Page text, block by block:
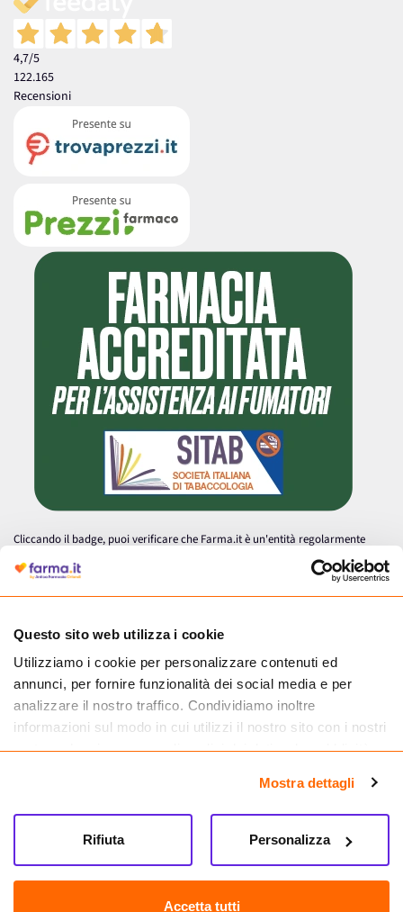
Questo sito web utilizza i cookie
Utilizziamo i cookie per personalizzare contenuti ed
annunci, per fornire funzionalità dei social media e per
analizzare il nostro traffico. Condividiamo inoltre
informazioni sul modo in cui utilizzi il nostro sito con i nostri
partner che si occupano di analisi dei dati web, pubblicità e
informazioni che hai fornito loro o che hanno raccolto dal
tuo utilizzo dei loro servizi.
Mostra dettagli
Accetta tutti
Personalizza
Rifiuta
4,7/5
122.165
Recensioni
Cliccando il badge, puoi verificare che Farma.it è un'entità regolarmente
autorizzata dal Ministero della Salute a effettuare la vendita online di
medicinali.
Farma.it S.a.s. P. IVA 07417261216 REA: NA-884088
CREDITS
Sede legale Via delle Repubbliche Marinare 128, 80147 Napoli